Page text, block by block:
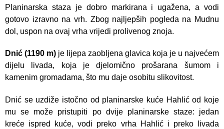
Planinarska staza je dobro markirana i ugažena, a vodi
gotovo izravno na vrh. Zbog najljepših pogleda na Mudnu
dol, uspon na ovaj vrha vrijedi prolivenog znoja.
Dnić (1190 m) je lijepa zaobljena glavica koja je u najvećem
dijelu livada, koja je djelomično prošarana šumom i
kamenim gromadama, što mu daje osobitu slikovitost.
Dnić se uzdiže istočno od planinarske kuće Hahlić od koje
mu se može pristupiti po dvije planinarske staze: jedan
kreće ispred kuće, vodi preko vrha Hahlić i preko livada